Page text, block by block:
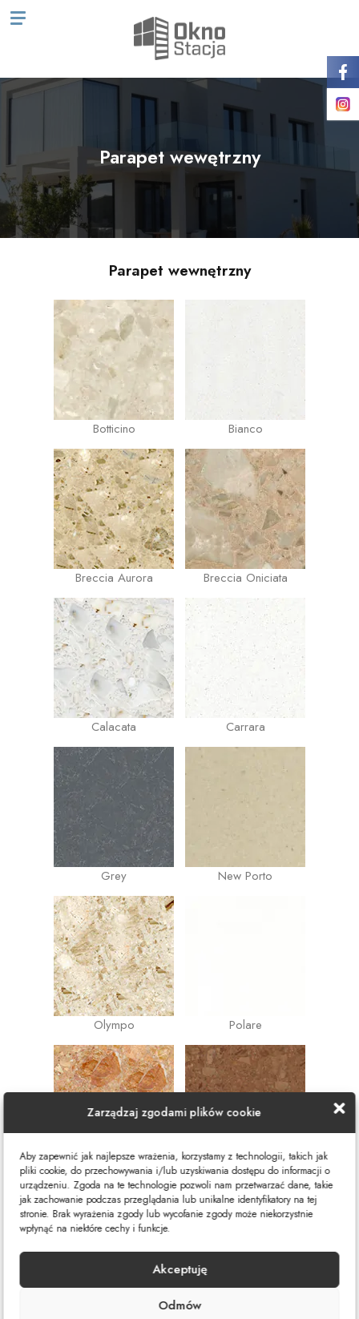
Zarządzaj zgodami plików cookie
Aby zapewnić jak najlepsze wrażenia, korzystamy z technologii, takich jak
pliki cookie, do przechowywania i/lub uzyskiwania dostępu do informacji o
urządzeniu. Zgoda na te technologie pozwoli nam przetwarzać dane, takie
jak zachowanie podczas przeglądania lub unikalne identyfikatory na tej
stronie. Brak wyrażenia zgody lub wycofanie zgody może niekorzystnie
wpłynąć na niektóre cechy i funkcje.
Akceptuję
Odmów
Parapet wewętrzny
Parapet wewnętrzny
Botticino Bianco
Breccia Aurora Breccia Oniciata
Calacata Carrara
Grey New Porto
Olympo Polare
Rosa Del Garda Rosso Asiago